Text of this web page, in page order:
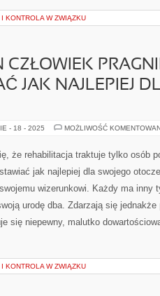
KONTROLA W ZWIĄZKU
CZŁOWIEK
JAK NAJLEPIEJ
- 18 - 2025 MOŻLIWOŚĆ
że rehabilitacja traktuje tylko osób
jak najlepiej dla swojego
wizerunkowi. Każdy ma inny
urodę dba. Zdarzają się jednakże
się niepewny, malutko
KONTROLA W ZWIĄZKU